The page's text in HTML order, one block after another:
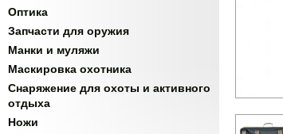
Оптика
Запчасти для оружия
Манки и муляжи
Маскировка охотника
Снаряжение для охоты и активного
отдыха
Ножи